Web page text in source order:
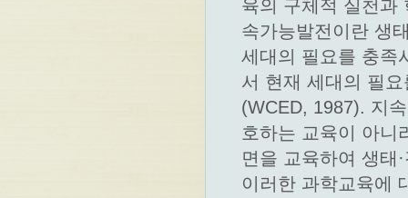
육의 구체적 실천과
속가능발전이란 생
세대의 필요를 충족
서 현재 세대의 필
(WCED, 1987). 지
호하는 교육이 아니
면을 교육하여 생태
이러한 과학교육에